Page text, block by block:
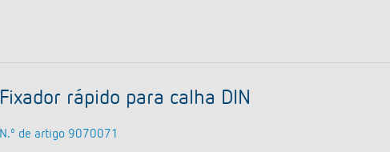
Fixador rápido para calha DIN
N.º de artigo 9070071